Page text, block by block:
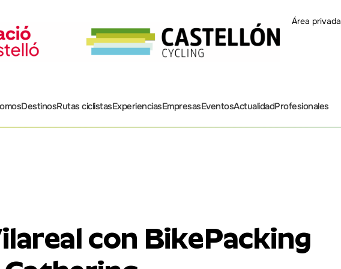
Área privada
DestinosRutas ciclistasExperienciasEmpresasEventosActualidadProfesionales
con BikePacking